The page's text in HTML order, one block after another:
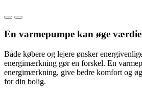
En varmepumpe kan øge
Både købere og lejere ønsker
energimærkning gør en forskel. En
energimærkning, give bedre komfort og
for din bolig.